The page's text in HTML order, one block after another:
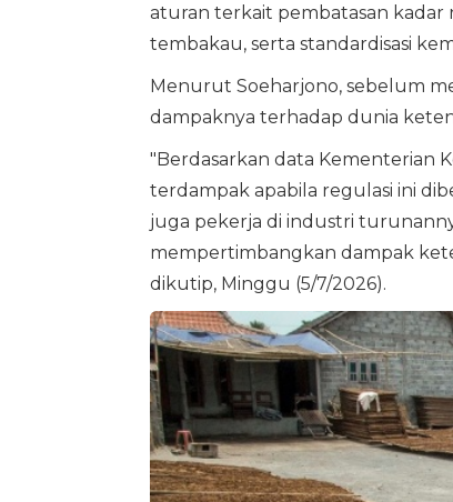
aturan terkait pembatasan kadar
tembakau, serta standardisasi
Menurut Soeharjono, sebelum
dampaknya terhadap dunia
"Berdasarkan data Kementerian
terdampak apabila regulasi ini
juga pekerja di industri
mempertimbangkan dampak
dikutip, Minggu (5/7/2026).